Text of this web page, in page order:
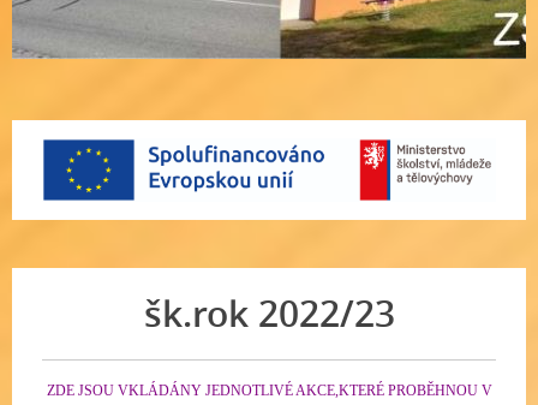
šk.rok 2022/23
ZDE JSOU VKLÁDÁNY JEDNOTLIVÉ AKCE,KTERÉ PROBĚHNOU V